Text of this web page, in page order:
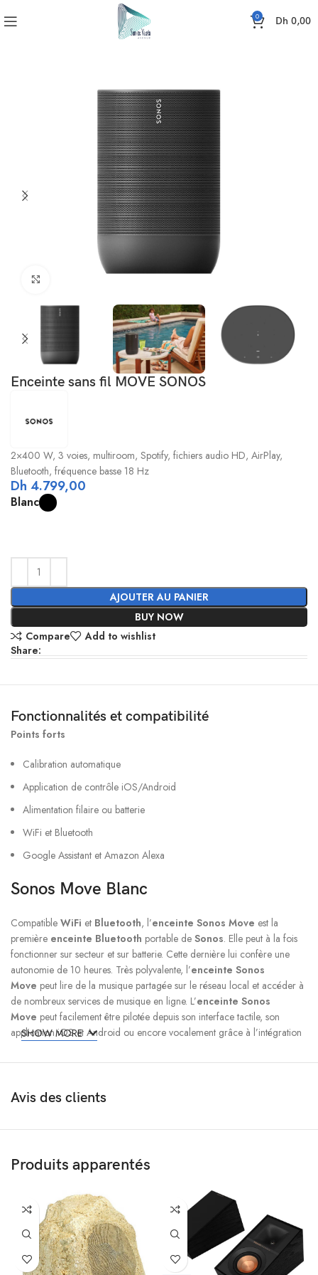
0 Dh 0,00
ENCEINTES
Enceinte sans fil MOVE SONOS
2×400 W, 3 voies, multiroom, Spotify, fichiers audio HD, AirPlay,
Bluetooth, fréquence basse 18 Hz
Dh 4.799,00
Blanc
AJOUTER AU PANIER
BUY NOW
Compare
Add to wishlist
Share:
Fonctionnalités et compatibilité
Points forts
Calibration automatique
Application de contrôle iOS/Android
Alimentation filaire ou batterie
WiFi et Bluetooth
Google Assistant et Amazon Alexa
Sonos Move Blanc
CompatibleWiFi et Bluetooth, l’enceinte Sonos Move est la
première enceinte Bluetooth portable deSonos. Elle peut à la fois
fonctionner sur secteur et sur batterie. Cette dernière lui confère une
autonomie de 10 heures. Très polyvalente, l’enceinte Sonos
Move peut lire de la musique partagée sur le réseau local et accéder à
de nombreux services de musique en ligne. L’enceinte Sonos
Move peut facilement être pilotée depuis son interface tactile, son
application iOS et Android ou encore vocalement grâce à l’intégration
LaSonos Moveconstitue une solution polyvalente pour profiter de
certification IP56permettra même de l’emporter à la plage et au bord
étanche
ne s’est pas uniquement contenté d’intégrer une batterie et un
contrôleurBluetoothdans cette enceinte Sonos Move
, mais a
entièrement repensé sa conception afin de la rendre parfaitement
adaptée à une utilisation nomade. L’
enceinte portable Sonos
Move bénéficie ainsi d’un robuste châssis résistant aux chocs et offrant
SHOW MORE
Avis des clients
Produits apparentés